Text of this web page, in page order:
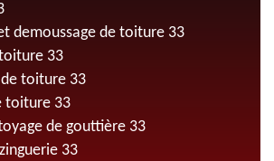
demoussage de toiture 33
33
toiture 33
toiture 33
de gouttière 33
33